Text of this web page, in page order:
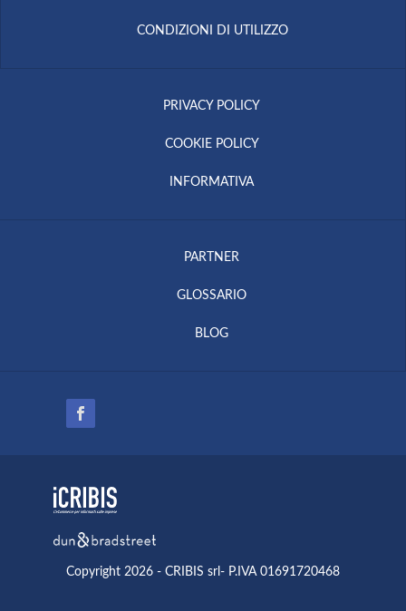
CONDIZIONI DI UTILIZZO
PRIVACY POLICY
COOKIE POLICY
INFORMATIVA
PARTNER
GLOSSARIO
BLOG
Copyright 2026 - CRIBIS srl- P.IVA 01691720468